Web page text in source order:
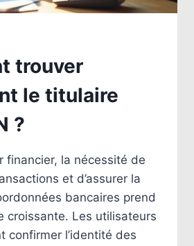
trouver
le titulaire
?
financier, la nécessité de
et d’assurer la
bancaires prend
croissante. Les utilisateurs
confirmer l’identité des